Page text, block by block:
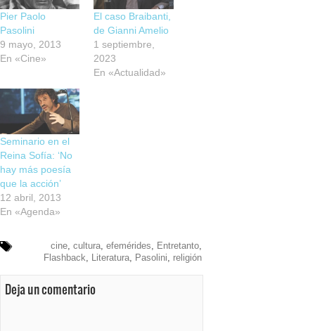
Pier Paolo
Pasolini
9 mayo, 2013
En «Cine»
El caso Braibanti,
de Gianni Amelio
1 septiembre,
2023
En «Actualidad»
Seminario en el
Reina Sofía: ‘No
hay más poesía
que la acción’
12 abril, 2013
En «Agenda»
cine, cultura, efemérides Entretanto,
Flashback
Literatura, Pasolini religión
Deja un comentario